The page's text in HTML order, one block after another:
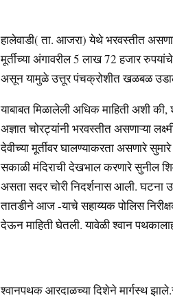
हालेवाडी( ता. आजरा) येथे भरवस्तीत
मूर्तीच्या अंगावरील 5 लाख 72 हजार
असून यामुळे उत्तूर पंचक्रोशीत खळबळ
याबाबत मिळालेली अधिक माहिती अशी की,
अज्ञात चोरट्यांनी भरवस्तीत असणाऱ्या
देवीच्या मूर्तीवर घालण्याकरता असणारे
सकाळी मंदिराची देखभाल करणारे सुनील
असता सदर चोरी निदर्शनास आली. घटना
तातडीने आज -याचे सहाय्यक पोलिस
देऊन माहिती घेतली. यावेळी श्वान
श्वानपथक आरदाळच्या दिशेने मार्गस्थ